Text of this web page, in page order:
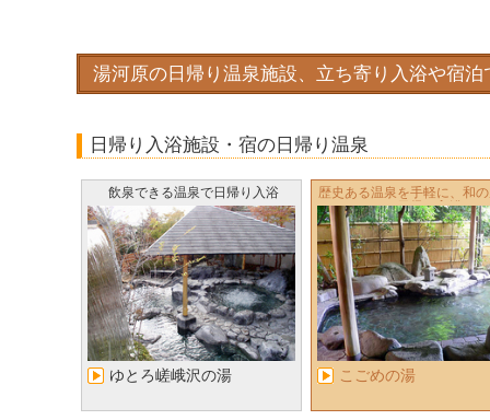
湯河原の日帰り温泉施設、立ち寄り入浴や宿
日帰り入浴施設・宿の日帰り温泉
飲泉できる温泉で日帰り入浴
ゆとろ嵯峨沢の湯
歴史ある温泉を手軽に、和
る日帰り入浴
こごめの湯